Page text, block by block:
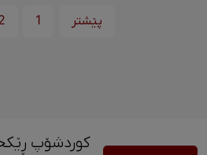
پێشتر 1
کوردشۆپ